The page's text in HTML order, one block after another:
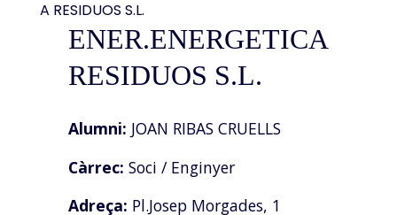
ENER.ENERGETICA
RESIDUOS S.L.
Alumni: JOAN RIBAS CRUELLS
Càrrec: Soci / Enginyer
Adreça: Pl.Josep Morgades, 1